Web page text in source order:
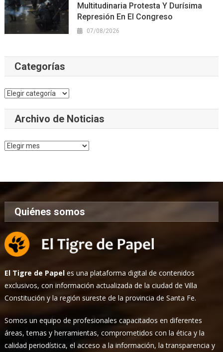
Multitudinaria Protesta Y Durísima
Represión En El Congreso
07/08/2026
Categorías
Categorías
Archivo de Noticias
Archivo
Quiénes somos
El Tigre de Papel es una plataforma digital de contenidos
exclusivos, con información actualizada de la ciudad de Villa
Constitución y la región sureste de la provincia de Santa Fe.
Somos un equipo de profesionales capacitados en diferentes
áreas, temas y herramientas, comprometidos con la ética y la
calidad periodística, el acceso a la información, la transparencia y